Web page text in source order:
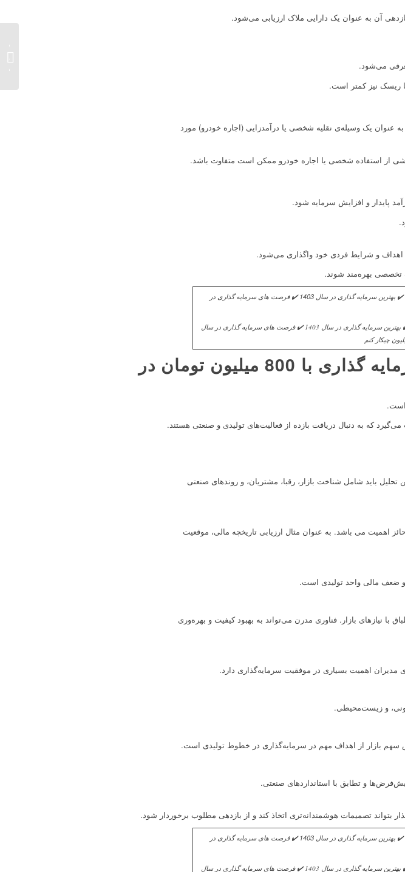
آن به عنوان یک دارایی ملاک ارزیابی می‌شود.
می‌شود.
ریسک نیز کمتر است.
یک وسیله‌ی نقلیه شخصی یا درآمدزایی (اجاره خودرو) مورد
از استفاده شخصی یا اجاره خودرو ممکن است متفاوت باشد.
پایدار و افزایش سرمایه شود.
اهداف و شرایط فردی خود واگذاری می‌شود.
تخصصی بهره‌مند شوند.
سرمایه گذاری با 800 میلیون تومان در سال 1403 ✔️ کجا سرمایه گذاری کنیم ✔️ بهترین سرمایه گذاری در سال 1403 ✔️ فرصت های سرمایه گذاری در سال
سرمایه گذاری در خطوط تولیدی ( سرمایه گذاری با 800 میلیون تومان در
است.
که به دنبال دریافت بازده از فعالیت‌های تولیدی و صنعتی هستند.
باید شامل شناخت بازار، رقبا، مشتریان، و روندهای صنعتی
اهمیت می باشد. به عنوان مثال ارزیابی تاریخچه مالی، موقعیت
و ضعف مالی واحد تولیدی است.
نیازهای بازار. فناوری مدرن می‌تواند به بهبود کیفیت و بهره‌وری
مدیران اهمیت بسیاری در موفقیت سرمایه‌گذاری دارد.
و زیست‌محیطی.
بازار از اهداف مهم در سرمایه‌گذاری در خطوط تولیدی است.
و تطابق با استانداردهای صنعتی.
بتواند تصمیمات هوشمندانه‌تری اتخاذ کند و از بازدهی مطلوب برخوردار شود.
سرمایه گذاری با 800 میلیون تومان در سال 1403 ✔️ کجا سرمایه گذاری کنیم ✔️ بهترین سرمایه گذاری در سال 1403 ✔️ فرصت های سرمایه گذاری در سال
1403